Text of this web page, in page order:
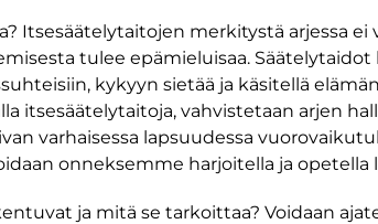
Itsesäätelytaitojen merkitystä arjessa
tulee epämieluisaa.
kykyyn sietää ja käsitellä
itsesäätelytaitoja, vahvistetaan arjen
varhaisessa lapsuudessa
onneksemme harjoitella ja opetella
ja mitä se tarkoittaa? Voidaan